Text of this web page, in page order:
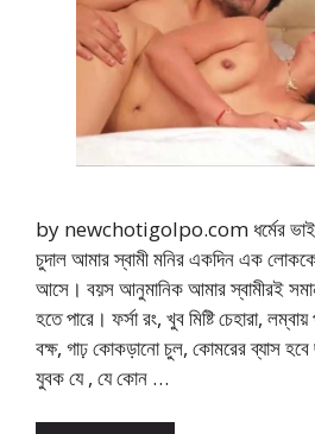
by newchotigolpo.com ধর্মের ভাই
চুদাল আমার স্বামী মনির একদিন এক লোককে
আসে। বয়স আনুমানিক আমার স্বামীরই
হতে পারে। ফর্সা রং, খুব মিষ্টি চেহারা,
বক্ষ, গাঢ় কোকড়ানো চুল, কোমরের ব্যাস
যুবক যে , যে কোন …